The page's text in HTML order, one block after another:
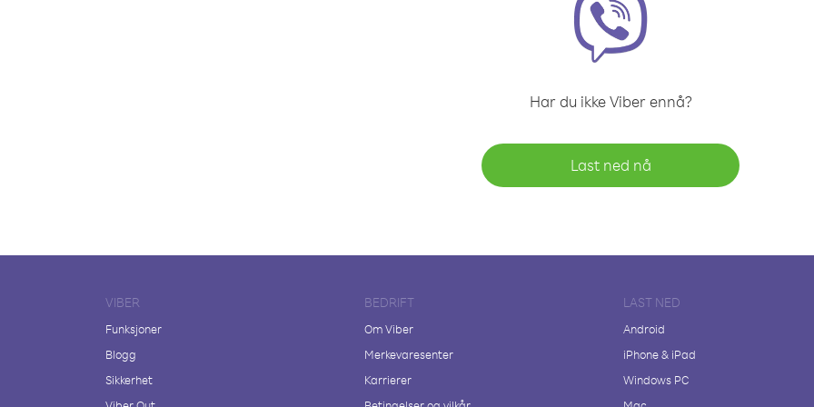
Har du ikke Viber ennå?
Last ned nå
VIBER
Funksjoner
Blogg
Sikkerhet
BEDRIFT
Om Viber
Merkevaresenter
Karrierer
LAST NED
Android
iPhone & iPad
Windows PC